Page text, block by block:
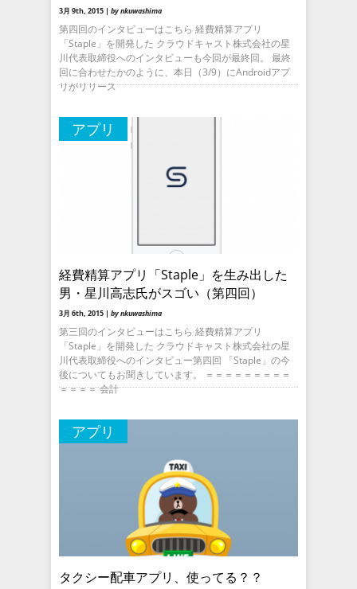
3月 9th, 2015 | by nkuwashima
第四回のインタビューはこちら 経費精算アプリ
「Staple」を開発した クラウドキャスト株式会社の星
川代表取締役へのインタビューも今回が最終回。 最終
回に合わせたかのように、本日（3/9）にAndroidアプ
リがリリース
アプリ
経費精算アプリ「Staple」を生み出した
男・星川高志氏がスゴい（第四回）
3月 6th, 2015 | by nkuwashima
第三回のインタビューはこちら 経費精算アプリ
「Staple」を開発した クラウドキャスト株式会社の星
川代表取締役へのインタビュー第四回 「Staple」の今
後についてもお聞きしています。 ＝＝＝＝＝＝＝＝＝
＝＝＝＝ 会計
アプリ
タクシー配車アプリ、使ってる？？